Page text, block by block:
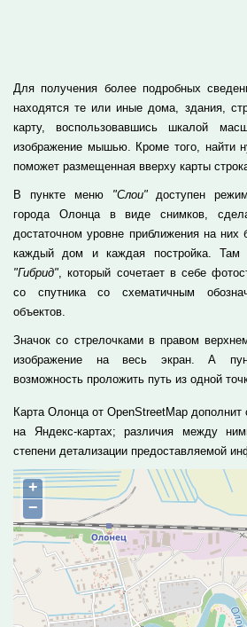
Для получения более подробных
находятся те или иные дома, здания,
карту, воспользовавшись шкалой
изображение мышью. Кроме того, найти
поможет размещенная вверху карты
В пункте меню "Слои"доступен режим
города Олонца в виде снимков,
достаточном уровне приближения на
каждый дом и каждая постройка. Там
"Гибрид", который сочетает в себе
со спутника со схематичным
объектов.
Значок со стрелочками в правом
изображение на весь экран. А
возможность проложить путь из одной
Карта Олонца от OpenStreetMap
на Яндекс-картах; различия между
степени детализации предоставляемой
+
−